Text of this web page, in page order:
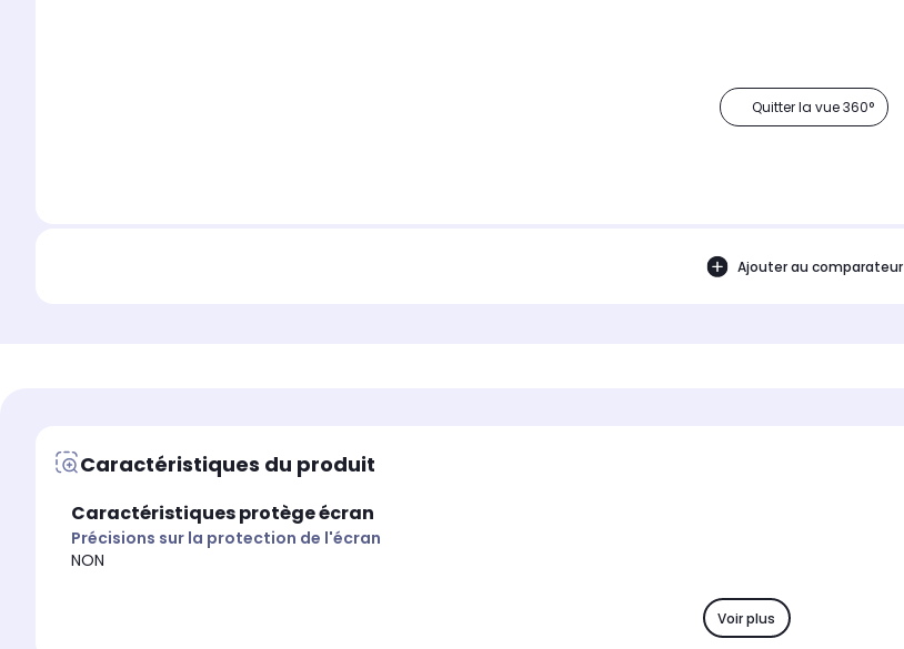
Quitter la vue 360°
Ajouter au comparateur
Caractéristiques du produit
Caractéristiques protège écran
Précisions sur la protection de l'écran
NON
Voir plus